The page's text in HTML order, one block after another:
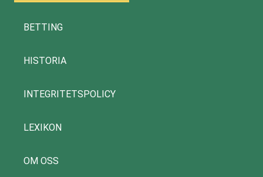
BETTING
HISTORIA
INTEGRITETSPOLICY
LEXIKON
OM OSS